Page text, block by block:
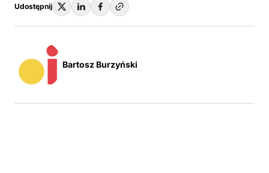
Udostępnij
Bartosz Burzyński